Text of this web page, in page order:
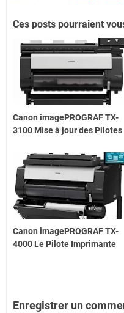
Ces posts pourraient
Canon imagePROGRAF TX-
3100 Mise à jour des Pilotes
Canon imagePROGRAF TX-
4000 Le Pilote Imprimante
Enregistrer un